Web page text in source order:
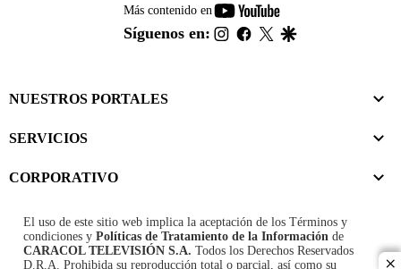
Más contenido en
youtube-
footer
Síguenos en: instagram
facebook
twitter
NUESTROS PORTALES
SERVICIOS
CORPORATIVO
El uso de este sitio web implica la aceptación de los Términos y
condiciones y Políticas de Tratamiento de la Información de
CARACOL TELEVISIÓN S.A. Todos los Derechos Reservados
D.R.A. Prohibida su reproducción total o parcial, así como su